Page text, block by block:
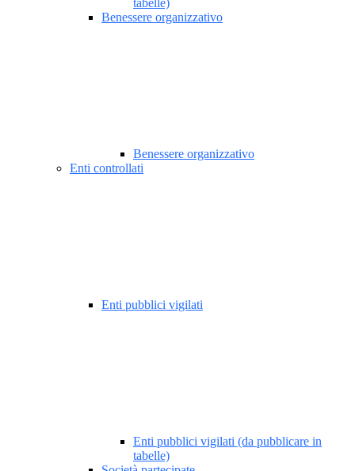
tabelle)
Benessere organizzativo
Benessere organizzativo
Enti controllati
Enti pubblici vigilati
Enti pubblici vigilati (da pubblicare in
tabelle)